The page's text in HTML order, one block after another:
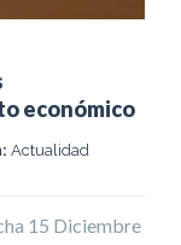
económico
Actualidad
15 Diciembre